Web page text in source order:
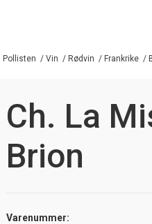
Pollisten / Vin / Rødvin / Frankrike /
Ch. La
Brion
Varenummer: